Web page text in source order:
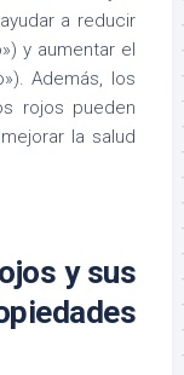
a reducir
y aumentar el
Además, los
rojos pueden
la salud
y sus